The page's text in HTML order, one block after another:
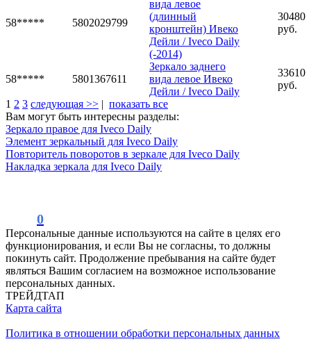
58***** 5802029799
вида левое
(длинный
кронштейн) Ивеко
Дейли / Iveco Daily
(-2014)
30480
руб.
58***** 5801367611
Зеркало заднего
вида левое Ивеко
Дейли / Iveco Daily
33610
руб.
1 2 3 следующая >> | показать все
Вам могут быть интересны разделы:
Зеркало правое для Iveco Daily
Элемент зеркальный для Iveco Daily
Повторитель поворотов в зеркале для Iveco Daily
Накладка зеркала для Iveco Daily
0
Персональные данные используются на сайте в целях его
функционирования, и если Вы не согласны, то должны
покинуть сайт. Продолжение пребывания на сайте будет
являться Вашим согласием на возможное использование
персональных данных.
ТРЕЙДТАП
Карта сайта
Политика в отношении обработки персональных данных